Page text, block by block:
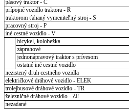
pásový traktor - C
prípojné vozidlo traktora - R
traktorom ťahaný vymeniteľný stroj - S
pracovný stroj - P
iné cestné vozidlo - V
bicykel, kolobežka
záprahové
jednonápravový traktor s prívesom
ostatné iné cestné vozidlo
nezistený druh cestného vozidla
električkové dráhové vozidlo - ELEK
trolejbusové dráhové vozidlo - TR
železničné dráhové vozidlo - ZE
nezadané